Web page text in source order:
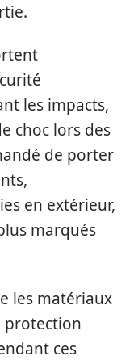
les impacts,
choc lors des
de porter
en extérieur,
marqués
les matériaux
protection
ces